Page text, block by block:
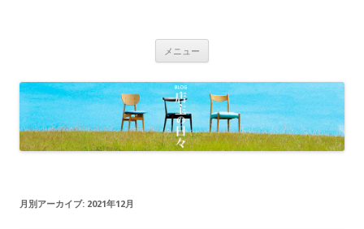
市・塩尻市 木の家具、こだわりの家
具の専門店
メニュー
テ
ン
ツ
へ
移
月別アーカイブ: 2021年12月